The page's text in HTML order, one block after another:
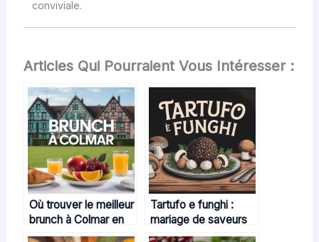
conviviale.
Articles Qui Pourraient Vous Intéresser :
Où trouver le meilleur
brunch à Colmar en
2024
Tartufo e funghi :
mariage de saveurs
en cuisine italienne